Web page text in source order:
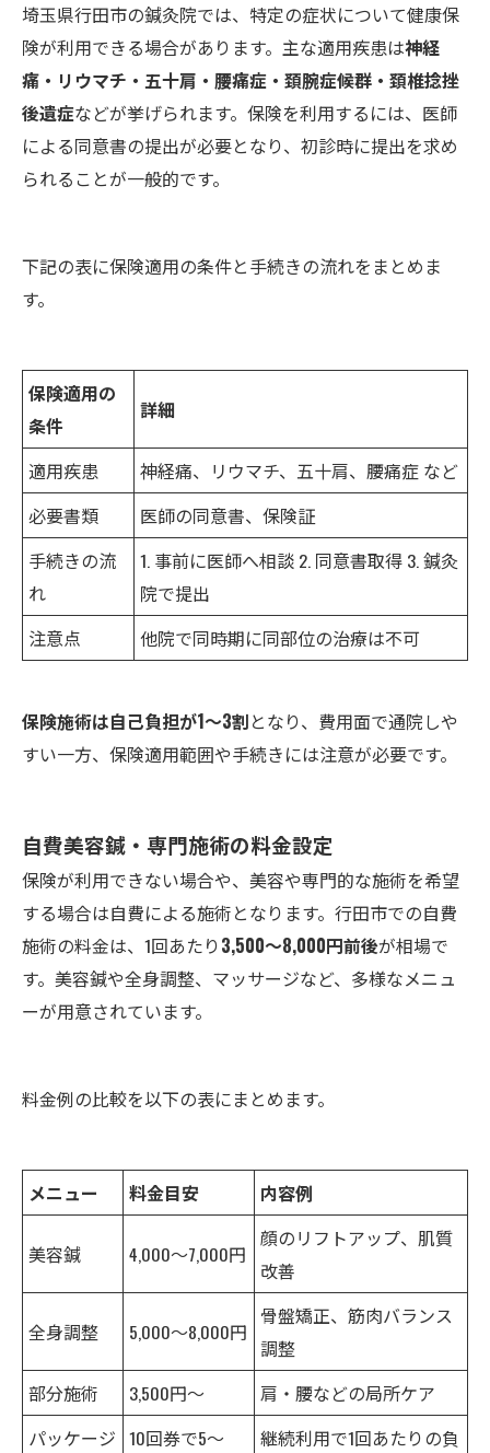
埼玉県行田市の鍼灸院では、特定の症状について健康保
険が利用できる場合があります。主な適用疾患は神経
痛・リウマチ・五十肩・腰痛症・頚腕症候群・頚椎捻挫
後遺症などが挙げられます。保険を利用するには、医師
による同意書の提出が必要となり、初診時に提出を求め
られることが一般的です。
下記の表に保険適用の条件と手続きの流れをまとめま
す。
保険適用の
条件
詳細
適用疾患
神経痛、リウマチ、五十肩、腰痛症 など
必要書類
医師の同意書、保険証
手続きの流
れ
1. 事前に医師へ相談 2. 同意書取得 3. 鍼灸
院で提出
注意点
他院で同時期に同部位の治療は不可
保険施術は自己負担が1～3割となり、費用面で通院しや
すい一方、保険適用範囲や手続きには注意が必要です。
自費美容鍼・専門施術の料金設定
保険が利用できない場合や、美容や専門的な施術を希望
する場合は自費による施術となります。行田市での自費
施術の料金は、1回あたり3,500～8,000円前後が相場で
す。美容鍼や全身調整、マッサージなど、多様なメニュ
ーが用意されています。
料金例の比較を以下の表にまとめます。
メニュー 料金目安 内容例
美容鍼 4,000～7,000円
顔のリフトアップ、肌質
改善
全身調整 5,000～8,000円
骨盤矯正、筋肉バランス
調整
部分施術
3,500円～
肩・腰などの局所ケア
パッケージ 10回券で5～
継続利用で1回あたりの負